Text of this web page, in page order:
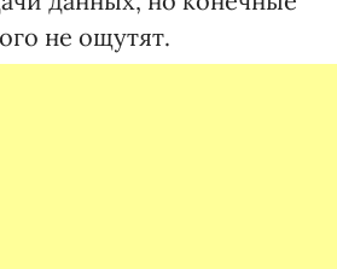
не ощутят.